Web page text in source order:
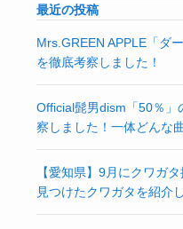
最近の投稿
Mrs.GREEN APPLE「ダ
を徹底考察しました！
Official髭男dism「50％」
察しました！一体どんな
【愛知県】9月にクワガ
見つけたクワガタを紹介